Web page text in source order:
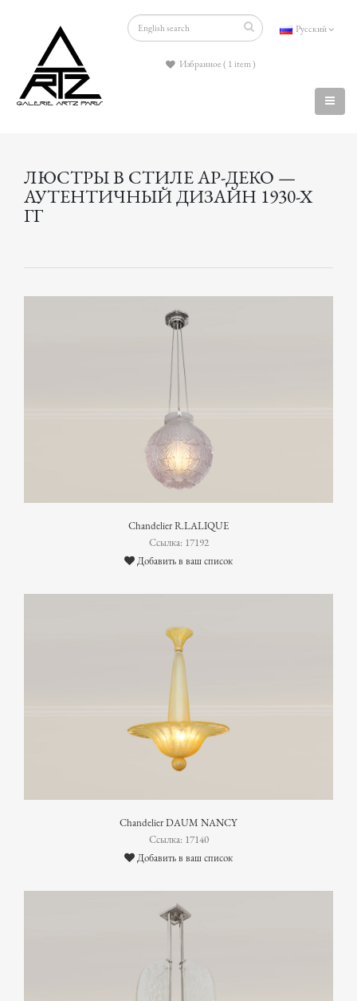
Русский
Избранное ( 1 item )
ЛЮСТРЫ В СТИЛЕ АР-ДЕКО —
АУТЕНТИЧНЫЙ ДИЗАЙН 1930-Х
ГГ
Chandelier R.LALIQUE
Ссылка: 17192
Добавить в ваш список
Chandelier DAUM NANCY
Ссылка: 17140
Добавить в ваш список